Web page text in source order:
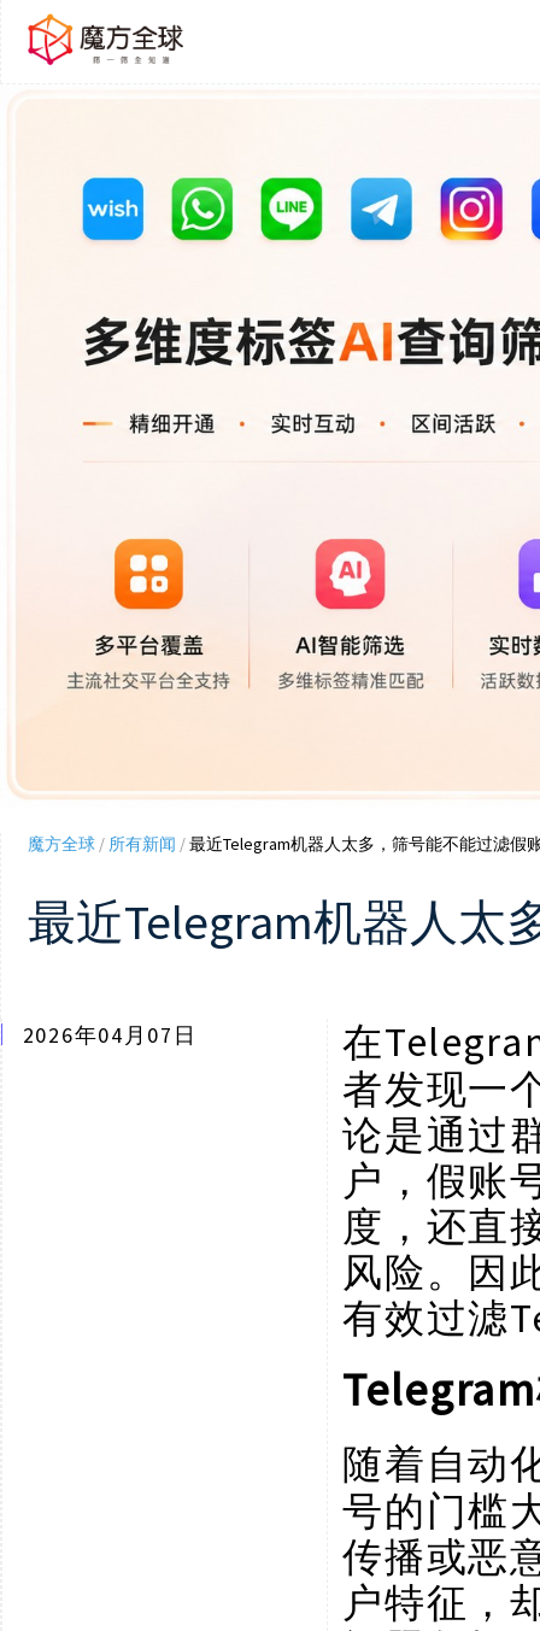
魔方全球/ 所有新闻 /最近Telegram机器人太多，筛号能不能过滤假
最近Telegram机器人太
2026年04月07日 在
者发现一
论是通过
户，假账
度，还直
风险。因
有效过滤
随着自动
号的门槛
传播或恶
户特征，